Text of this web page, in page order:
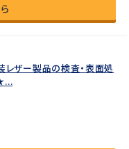
レザー製品の検査・表面処